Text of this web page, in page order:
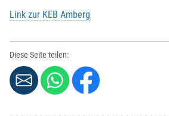
Link zur KEB Amberg
Diese Seite teilen: